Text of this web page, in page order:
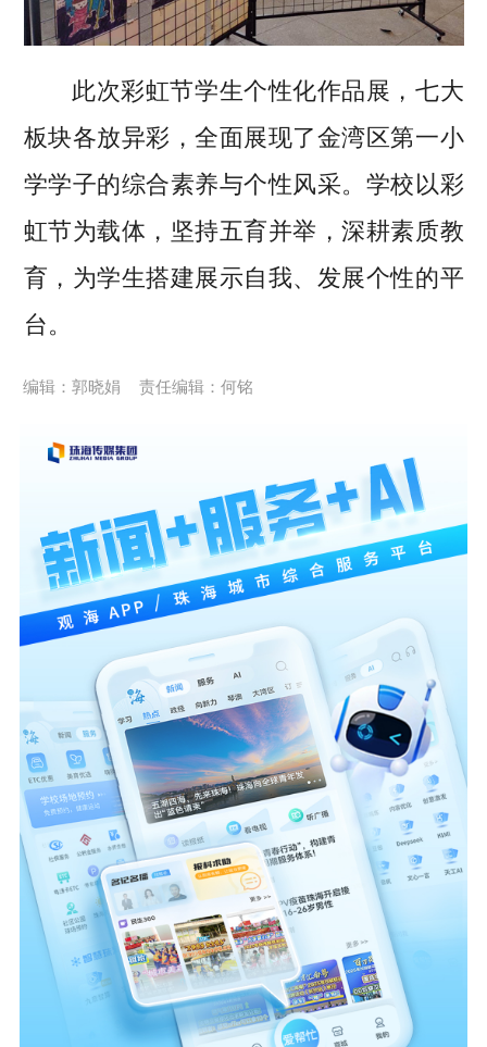
此次彩虹节学生个性化作品展，七大
板块各放异彩，全面展现了金湾区第一小
学学子的综合素养与个性风采。学校以彩
虹节为载体，坚持五育并举，深耕素质教
育，为学生搭建展示自我、发展个性的平
台。
编辑：郭晓娟 责任编辑：何铭